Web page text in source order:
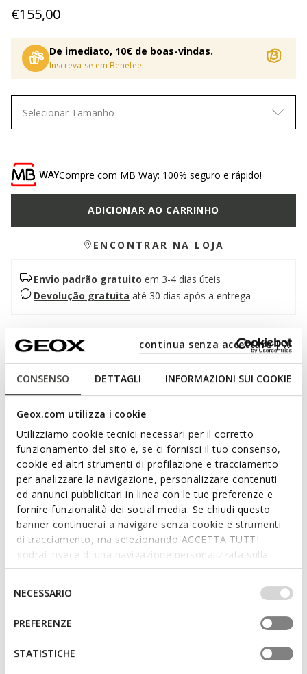
CONSENSO DETTAGLI INFORMAZIONI SUI COOKIE
Geox.com utilizza i cookie
Utilizziamo cookie tecnici necessari per il corretto
funzionamento del sito e, se ci fornisci il tuo consenso,
cookie ed altri strumenti di profilazione e tracciamento
per analizzare la navigazione, personalizzare contenuti
ed annunci pubblicitari in linea con le tue preferenze e
fornire funzionalità dei social media. Se chiudi questo
banner continuerai a navigare senza cookie e strumenti
di tracciamento, ma selezionando ACCETTA TUTTI
godrai invece di una navigazione personalizzata sulla
base dei tuoi gusti ed interessi. Selezionando
IMPOSTAZIONI potrai anche scegliere quali cookies ed
altri strumenti di tracciamento autorizzare. Per maggiori
informazioni o per modificare in qualsiasi momento le
tue impostazioni, visita la nostra
consenso
NECESSARIO
PREFERENZE
STATISTICHE
continua senza accettare | X
€155,00
De imediato, 10€ de boas-vindas.
Inscreva-se em Benefeet
Selecionar Tamanho
Compre com MB Way: 100% seguro e rápido!
ADICIONAR AO CARRINHO
ENCONTRAR NA LOJA
Envio padrão gratuito em 3-4 dias úteis
Devolução gratuita até 30 dias após a entrega
Descrição
Botim mulher com um estilo contemporâneo que garante
conforto e praticidade na utilização quotidiana. Proposto
nesta variante preta essencial, este modelo é realizado em
pele macia com uma robusta sola de borracha. Camexia é o
quotidianos citadinos, do trabalho às ocasiões informais.
CÓDIGO DO ARTIGO:D565ED00081C9999
Ler mais
Características
Fácil e rápido de calçar
Altura salto: 4,5 cm / 1,8"
tamanho 37 EU